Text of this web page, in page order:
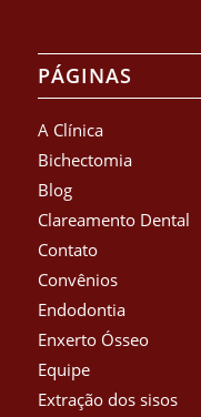
PÁGINAS
A Clínica
Bichectomia
Blog
Clareamento Dental
Contato
Convênios
Endodontia
Enxerto Ósseo
Equipe
Extração dos sisos